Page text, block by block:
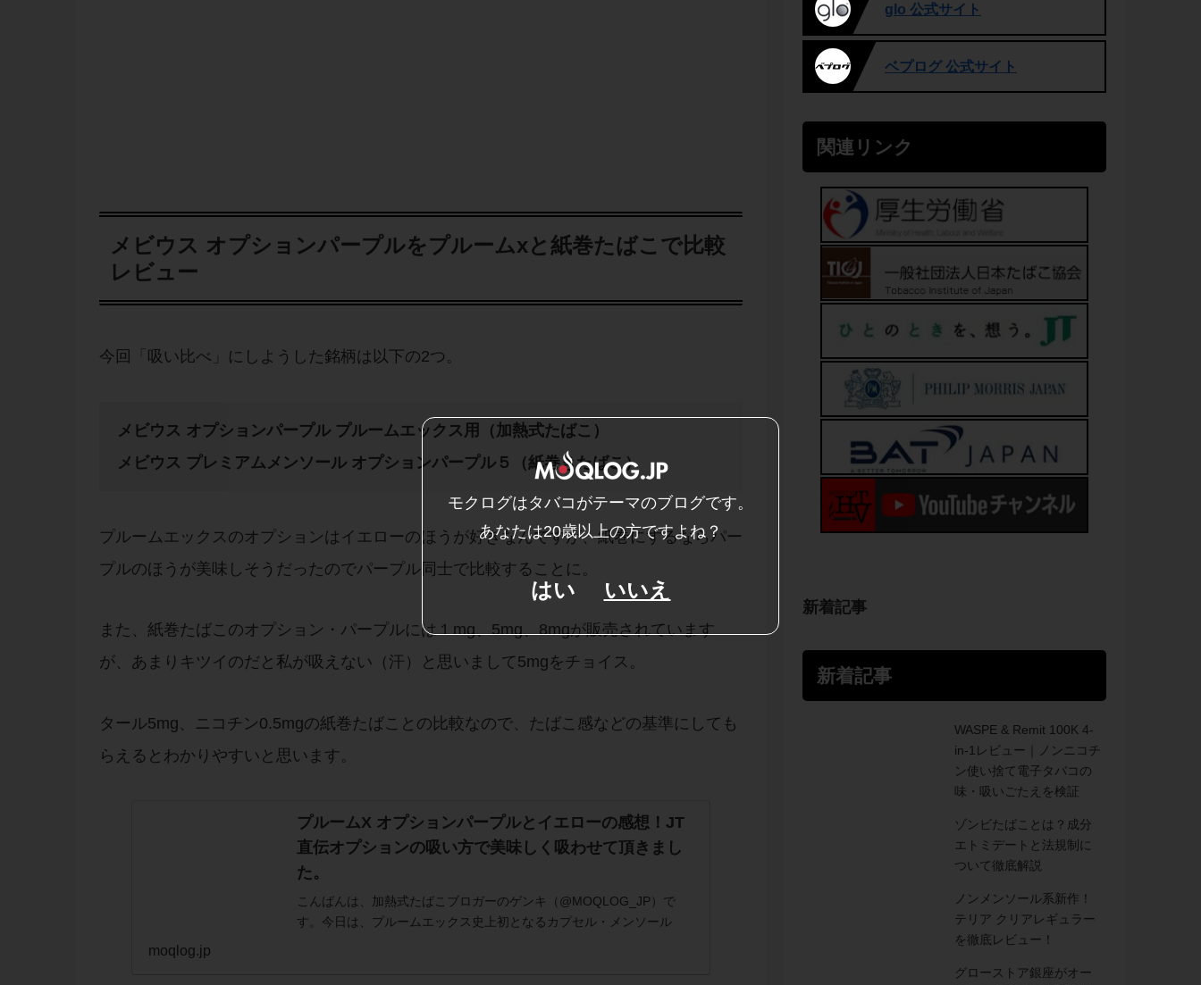
メビウス オプションパープルをプルームxと紙巻たばこで比較
レビュー
今回「吸い比べ」にしようした銘柄は以下の2つ。
メビウス オプションパープル プルームエックス 用（加熱式たばこ ）
メビウス プレミアムメンソール オプションパープル５
（紙巻きたばこ）
プルームエックスのオプションはイエローのほうが好きなんですが、紙巻にするならパー
プルのほうが美味しそうだったのでパープル同士で比較することに。
また、紙巻たばこのオプション・パープルには１mg、5mg、8mgが販売されています
が、あまりキツイのだと私が吸えない（汗）と思いまして5mgをチョイス。
タール5mg、ニコチン0.5mgの紙巻たばことの比較なので、たばこ感などの基準にしても
らえるとわかりやすいと思います。
プルームX オプションパープルとイエローの感想！JT
直伝オプションの吸い方で美味しく吸わせて頂きまし
た。
こんばんは、加熱式たばこブロガーのゲンキ（@MOQLOG_JP）で
す。今日は、プルームエックス史上初となるカプセル・メンソール
moqlog.jp
glo 公式サイト
ベプログ 公式サイト
関連リンク
新着記事
新着記事
WASPE & Remit 100K 4-
in-1レビュー｜ノンニコチ
ン使い捨て電子タバコの
味・吸いごたえを検証
ゾンビたばことは？成分
エトミデートと法規制に
ついて徹底解説
ノンメンソール系新作！
テリア クリアレギュラー
を徹底レビュー！
グローストア銀座がオー
モクログはタバコがテーマのブログです。
あなたは20歳以上の方ですよね？
はい いいえ